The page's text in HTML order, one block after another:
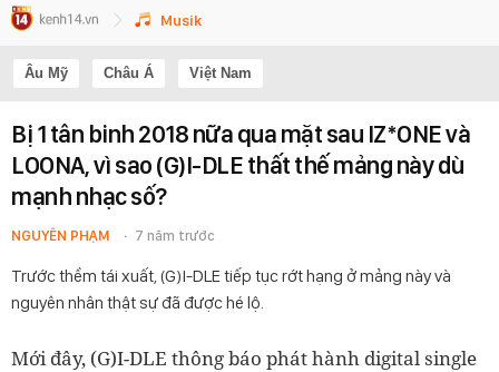
Musik
Âu Mỹ Châu Á Việt Nam
Bị 1 tân binh 2018 nữa qua mặt sau IZ*ONE và
LOONA, vì sao (G)I-DLE thất thế mảng này dù
mạnh nhạc số?
NGUYÊN PHẠM 7 năm trước
Trước thềm tái xuất, (G)I-DLE tiếp tục rớt hạng ở mảng này và
nguyên nhân thật sự đã được hé lộ.
Mới đây, (G)I-DLE thông báo phát hành digital single